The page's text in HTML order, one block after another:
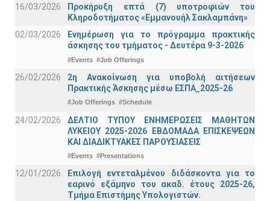
16/03/2026
Προκήρυξη επτά (7) υποτροφιών του
Κληροδοτήματος «Εμμανουήλ Σακλαμπάνη»
02/03/2026
Ενημέρωση για το πρόγραμμα πρακτικής
άσκησης του τμήματος - Δευτέρα 9-3-2026
#Events #Job Offerings
26/02/2026
2η Ανακοίνωση για υποβολή αιτήσεων
Πρακτικής Άσκησης μέσω ΕΣΠΑ_2025-26
#Job Offerings #Schedule
24/02/2026
ΔΕΛΤΙΟ ΤΥΠΟΥ ΕΝΗΜΕΡΩΣΕΙΣ ΜΑΘΗΤΩΝ
ΛΥΚΕΙΟΥ 2025-2026 ΕΒΔΟΜΑΔΑ ΕΠΙΣΚΕΨΕΩΝ
ΚΑΙ ΔΙΑΔΙΚΤΥΑΚΕΣ ΠΑΡΟΥΣΙΑΣΕΙΣ
#Events #Presentations
12/01/2026
Επιλογή εντεταλμένου διδάσκοντα για το
εαρινό εξάμηνο του ακαδ. έτους 2025-26,
Τμήμα Επιστήμης Υπολογιστών.